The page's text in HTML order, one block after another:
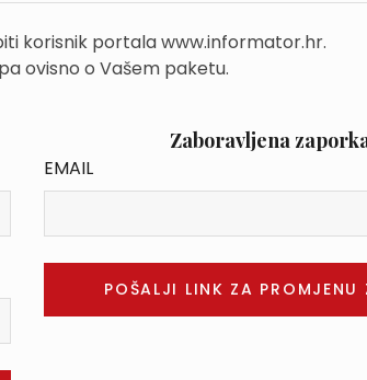
korisnik portala www.informator.hr.
ovisno o Vašem paketu.
Zaboravljena
EMAIL